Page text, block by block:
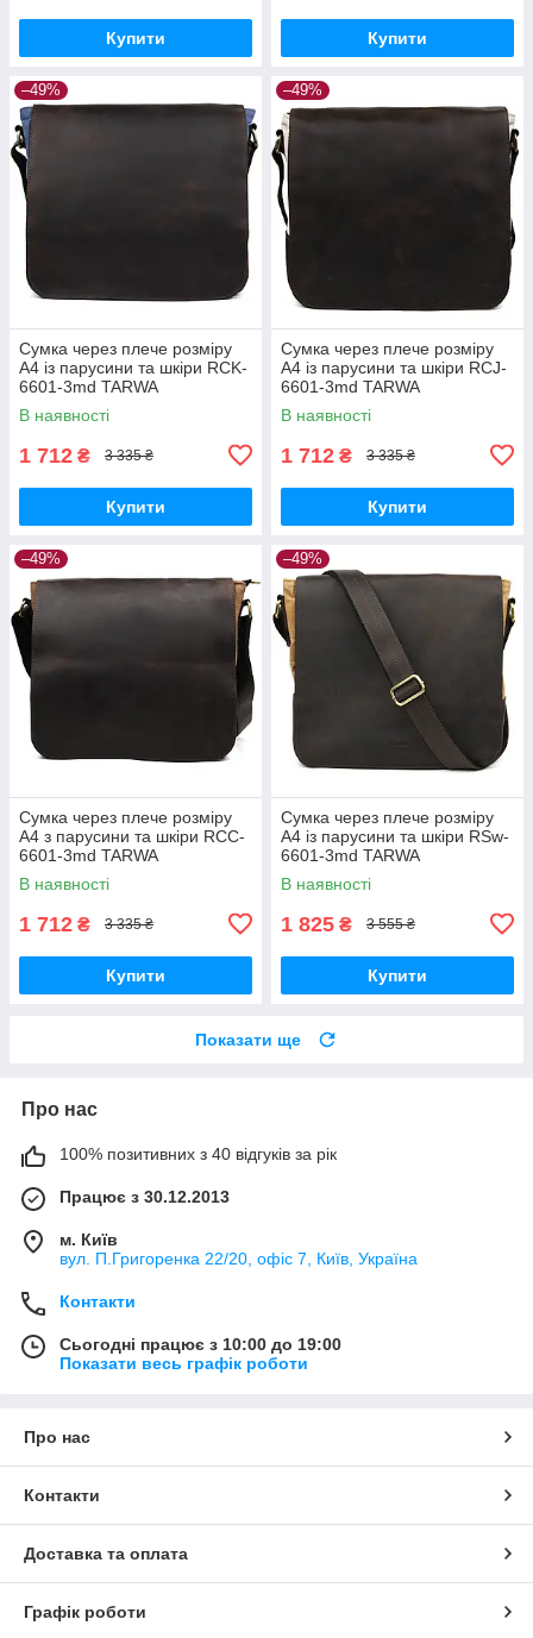
Купити Купити
–49%
Сумка через плече розміру
А4 із парусини та шкіри RCK-
6601-3md TARWA
В наявності
1 712 ₴ 3 335 ₴
Купити
–49%
Сумка через плече розміру
А4 із парусини та шкіри RCJ-
6601-3md TARWA
В наявності
1 712 ₴ 3 335 ₴
Купити
–49%
Сумка через плече розміру
А4 з парусини та шкіри RCC-
6601-3md TARWA
В наявності
1 712 ₴ 3 335 ₴
Купити
–49%
Сумка через плече розміру
А4 із парусини та шкіри RSw-
6601-3md TARWA
В наявності
1 825 ₴ 3 555 ₴
Купити
Показати ще
Про нас
100% позитивних з 40 відгуків за рік
Працює з 30.12.2013
м. Київ
вул. П.Григоренка 22/20, офіс 7, Київ, Україна
Контакти
Сьогодні працює з 10:00 до 19:00
Показати весь графік роботи
Про нас
Контакти
Доставка та оплата
Графік роботи